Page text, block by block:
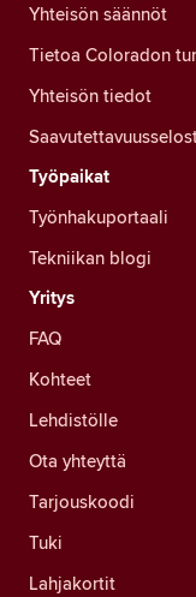
Yhteisön säännöt
Tietoa Coloradon
Yhteisön tiedot
Työpaikat
Työnhakuportaali
Tekniikan blogi
Yritys
FAQ
Kohteet
Lehdistölle
Ota yhteyttä
Tarjouskoodi
Tuki
Lahjakortit